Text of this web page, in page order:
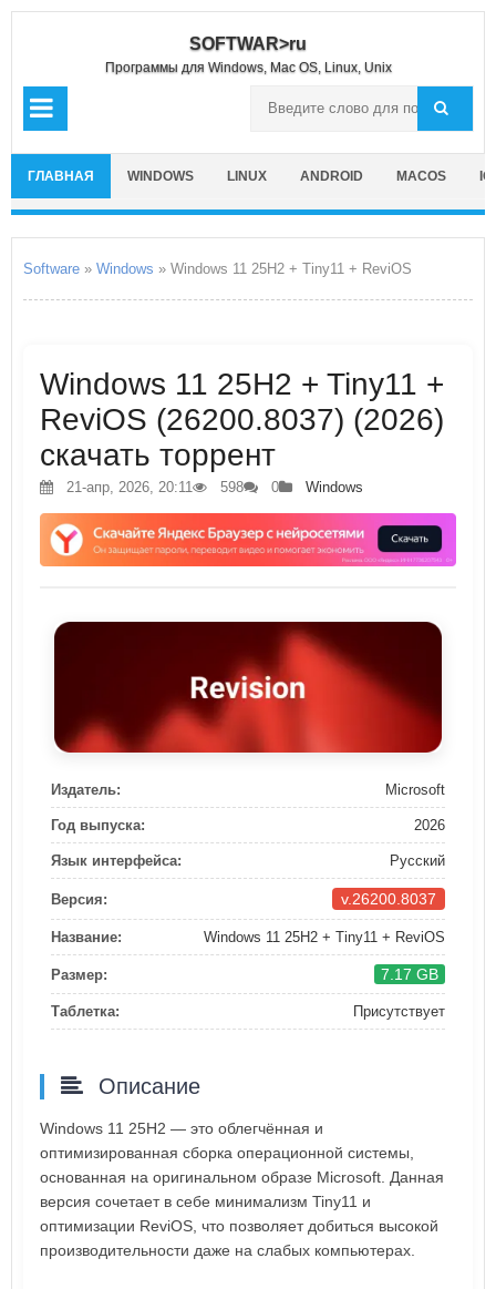
SOFTWAR>ru
Программы для Windows, Mac OS, Linux, Unix
ГЛАВНАЯ WINDOWS LINUX ANDROID MACOS
Software » Windows » Windows 11 25H2 + Tiny11 + ReviOS
Windows 11 25H2 + Tiny11 +
ReviOS (26200.8037) (2026)
скачать торрент
21-апр, 2026, 20:11 598 0 Windows
Издатель: Microsoft
Год выпуска: 2026
Язык интерфейса: Русский
Версия: v.26200.8037
Название: Windows 11 25H2 + Tiny11 + ReviOS
Размер: 7.17 GB
Таблетка: Присутствует
Описание
Windows 11 25H2 — это облегчённая и
оптимизированная сборка операционной системы,
основанная на оригинальном образе Microsoft. Данная
версия сочетает в себе минимализм Tiny11 и
оптимизации ReviOS, что позволяет добиться высокой
производительности даже на слабых компьютерах.